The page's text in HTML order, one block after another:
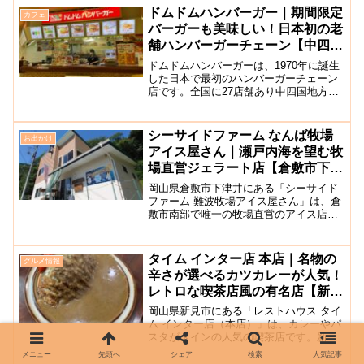
です。牧場ならではのしぼりたてミルク
のコクと、すっきり上品な...
カフェ
ドムドムハンバーガー｜期間限定
バーガーも美味しい！日本初の老
舗ハンバーガーチェーン【中四国
で岡山県南3店舗のみ】
ドムドムハンバーガーは、1970年に誕生
した日本で最初のハンバーガーチェーン
店です。全国に27店舗あり中四国地方で
らおじまFC店」は、岡山市中区・天満屋
ハピータウン...
お出かけ
シーサイドファーム なんば牧場
アイス屋さん｜瀬戸内海を望む牧
場直営ジェラート店【倉敷市下津
井】
岡山県倉敷市下津井にある「シーサイド
ファーム 難波牧場アイス屋さん」は、倉
敷市南部で唯一の牧場直営のアイス店で
ーサイドファーム難波牧場が“牧場に遊び
にきた人たちに牧場...
グルメ情報
タイム インター店 本店｜名物の
辛さが選べるカツカレーが人気！
レトロな喫茶店風の有名店【新見
市】
岡山県新見市にある「レストハウス タイ
ム インター店（本店）」は、カレーやパ
スタがメインの人気の喫茶店です。新見
ICのすぐ近くにあります。ここでの一番
メニュー 先頭へ シェア 検索 人気記事